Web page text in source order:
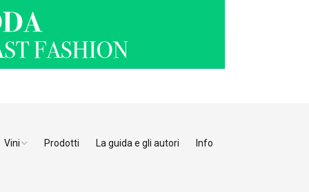
Vini Prodotti La guida e gli autori Info